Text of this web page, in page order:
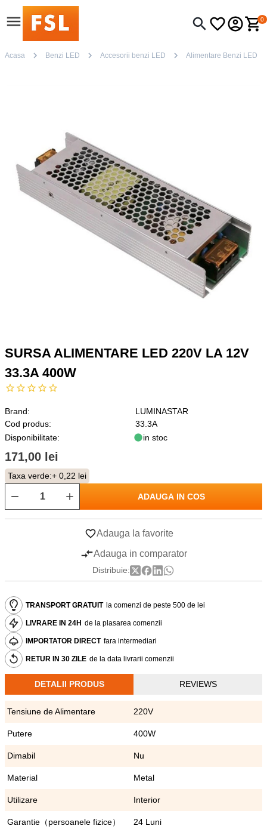
0
Acasa Benzi LED Accesorii benzi LED Alimentare Benzi LED
SURSA ALIMENTARE LED 220V LA 12V
33.3A 400W
Brand:
LUMINASTAR
Cod produs:
33.3A
Disponibilitate:
in stoc
171,00 lei
Taxa verde:+ 0,22 lei
ADAUGA IN COS
Adauga la favorite
Adauga in comparator
Distribuie:
TRANSPORT GRATUIT la comenzi de peste 500 de lei
LIVRARE IN 24H de la plasarea comenzii
IMPORTATOR DIRECT fara intermediari
RETUR IN 30 ZILE de la data livrarii comenzii
DETALII PRODUS REVIEWS
Tensiune de Alimentare 220V
Putere 400W
Dimabil Nu
Material Metal
Utilizare Interior
Garantie（persoanele fizice） 24 Luni